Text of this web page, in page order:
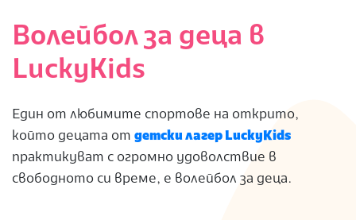
Y
K
I
D
S
Волейбол за деца в
LuckyKids
Един от любимите спортове на открито,
който децата от детски лагер LuckyKids
практикуват с огромно удоволствие в
свободното си време, е волейбол за деца.